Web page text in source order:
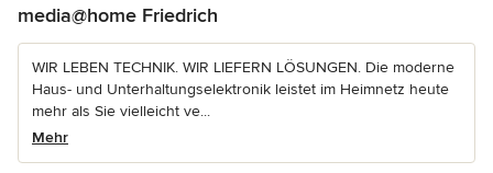
media@home Friedrich
WIR LEBEN TECHNIK. WIR LIEFERN LÖSUNGEN. Die moderne
Haus- und Unterhaltungselektronik leistet im Heimnetz heute
mehr als Sie vielleicht ve...
Mehr